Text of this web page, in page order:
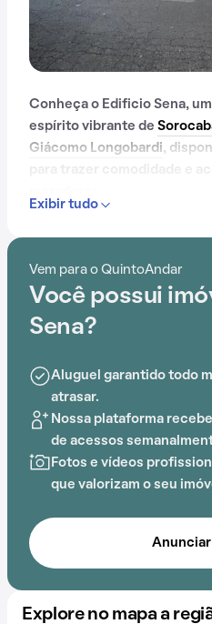
Conheça o Edificio Sena,
espírito vibrante de
Giácomo Longobardi,
Contando com portaria 24
área comum, o Edificio
às necessidades dos
conforto em um só lugar.
A proximidade com Parque
praticidade e comodidade
no local.
Exibir tudo
Vem para o QuintoAndar
Você possui
Sena?
Aluguel garantido todo
atrasar.
Nossa plataforma
de acessos
Fotos e vídeos
que valorizam o seu
Anunciar
Explore no mapa a